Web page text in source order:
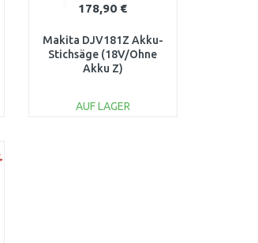
178,90 €
Makita DJV181Z Akku-
Stichsäge (18V/Ohne
Akku Z)
AUF LAGER